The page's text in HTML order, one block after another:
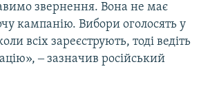
звернення. Вона не має
кампанію. Вибори оголосять у
всіх зареєструють, тоді ведіть
‒ зазначив російський